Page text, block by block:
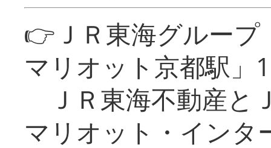
👉ＪＲ東海グルー
マリオット京都駅」
ＪＲ東海不動産と
マリオット・インタ